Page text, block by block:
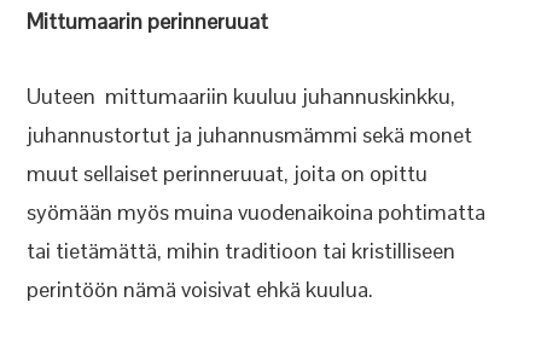
Mittumaarin perinneruuat
Uuteen mittumaariin kuuluu juhannuskinkku,
juhannustortut ja juhannusmämmi sekä monet
muut sellaiset perinneruuat, joita on opittu
syömään myös muina vuodenaikoina pohtimatta
tai tietämättä, mihin traditioon tai kristilliseen
perintöön nämä voisivat ehkä kuulua.